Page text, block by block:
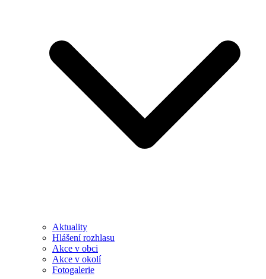
Aktuality
Hlášení rozhlasu
Akce v obci
Akce v okolí
Fotogalerie